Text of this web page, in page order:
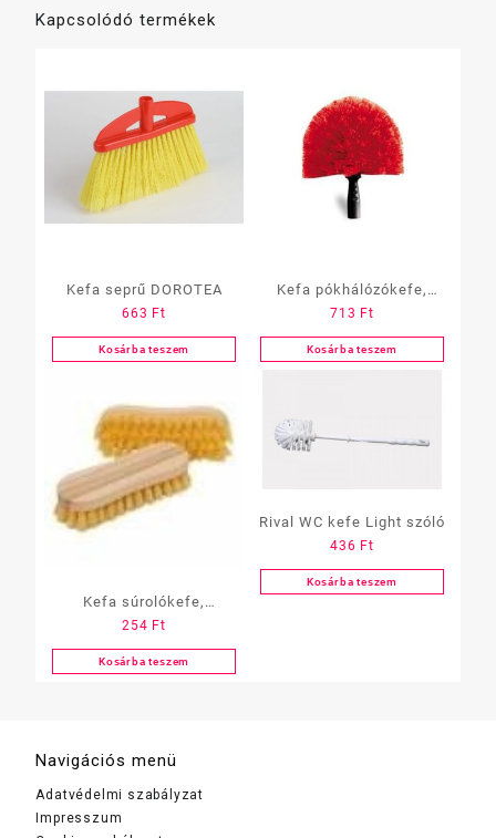
Kapcsolódó termékek
Kefa seprű DOROTEA
663 Ft
Kosárba teszem
Kefa pókhálózókefe,
kerek
713 Ft
Kosárba teszem
Kefa súrolókefe,
PISKÓTA
254 Ft
Kosárba teszem
Rival WC kefe Light szóló
436 Ft
Kosárba teszem
Navigációs menü
Adatvédelmi szabályzat
Impresszum